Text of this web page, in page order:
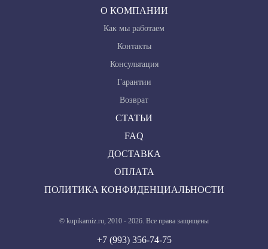
О КОМПАНИИ
Как мы работаем
Контакты
Консультация
Гарантии
Возврат
СТАТЬИ
FAQ
ДОСТАВКА
ОПЛАТА
ПОЛИТИКА КОНФИДЕНЦИАЛЬНОСТИ
© kupikarniz.ru, 2010 - 2026. Все права защищены
+7 (993) 356-74-75